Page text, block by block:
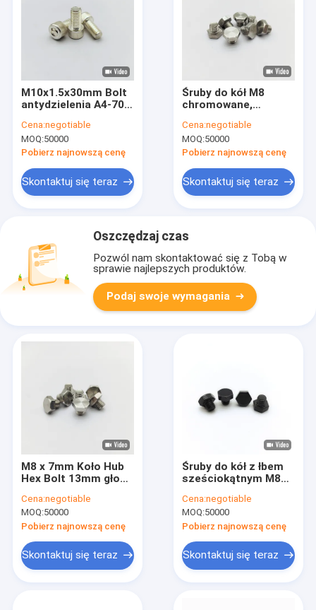
M10x1.5x30mm Bolt
antydzielenia A4-70
Cena:negotiable
MOQ:50000
Pobierz najnowszą cenę
Skontaktuj się teraz
Śruby do kół M8
chromowane,
sześciokątny 13 mm,
stal nierdzewna
Cena:negotiable
MOQ:50000
Pobierz najnowszą cenę
Skontaktuj się teraz
Oszczędzaj czas
Pozwól nam skontaktować się z Tobą w
sprawie najlepszych produktów.
Podaj swoje wymagania
M8 x 7mm Koło Hub
Hex Bolt 13mm głowa
Cena:negotiable
MOQ:50000
Pobierz najnowszą cenę
Skontaktuj się teraz
Śruby do kół z łbem
sześciokątnym M8
Nierdzewna
Opakowanie 1000
sztuk
Cena:negotiable
MOQ:50000
Pobierz najnowszą cenę
Skontaktuj się teraz